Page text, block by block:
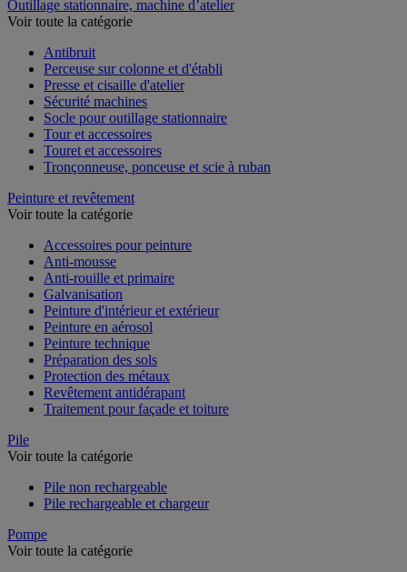
Outillage stationnaire, machine d’atelier
Voir toute la catégorie
Antibruit
Perceuse sur colonne et d'établi
Presse et cisaille d'atelier
Sécurité machines
Socle pour outillage stationnaire
Tour et accessoires
Touret et accessoires
Tronçonneuse, ponceuse et scie à ruban
Peinture et revêtement
Voir toute la catégorie
Accessoires pour peinture
Anti-mousse
Anti-rouille et primaire
Galvanisation
Peinture d'intérieur et extérieur
Peinture en aérosol
Peinture technique
Préparation des sols
Protection des métaux
Revêtement antidérapant
Traitement pour façade et toiture
Pile
Voir toute la catégorie
Pile non rechargeable
Pile rechargeable et chargeur
Pompe
Voir toute la catégorie